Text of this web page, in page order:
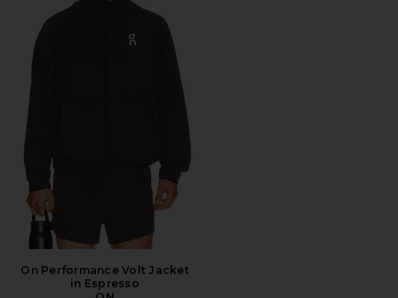
On Performance Volt Jacket
in Espresso